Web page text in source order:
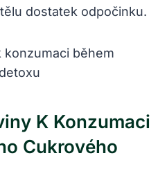
dostatek odpočinku.
K Konzumaci
Cukrového